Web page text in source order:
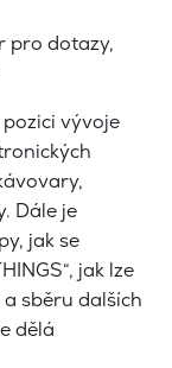
pro dotazy,
vývoje
Dále je
jak se
jak lze
sběru dalších
dělá